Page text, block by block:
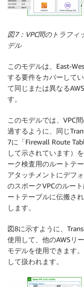
図7：VPC間のトラフィ
デル
このモデルは、East-
する要件をカバーして
て同じまたは異なる
す。
このモデルでは、VPC
過するように、同じ
7に「Firewall Route
して示されています）
ーク検査用のルートテ
アタッチメントにデフ
のスポークVPCのルー
ートテーブルに伝搬さ
します。
図8に示すように、
使用して、他のAWSリ
モデルを使用できます
して扱われます。